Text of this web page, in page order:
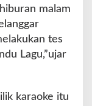
malam
tes
Lagu,”ujar
karaoke itu